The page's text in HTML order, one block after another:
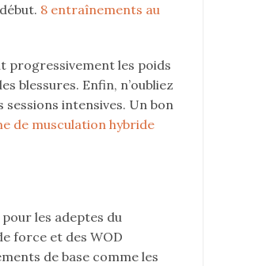
8 entraînements au
progressivement les poids
blessures. Enfin, n’oubliez
intensives. Un bon
de musculation hybride
les adeptes du
force et des WOD
de base comme les